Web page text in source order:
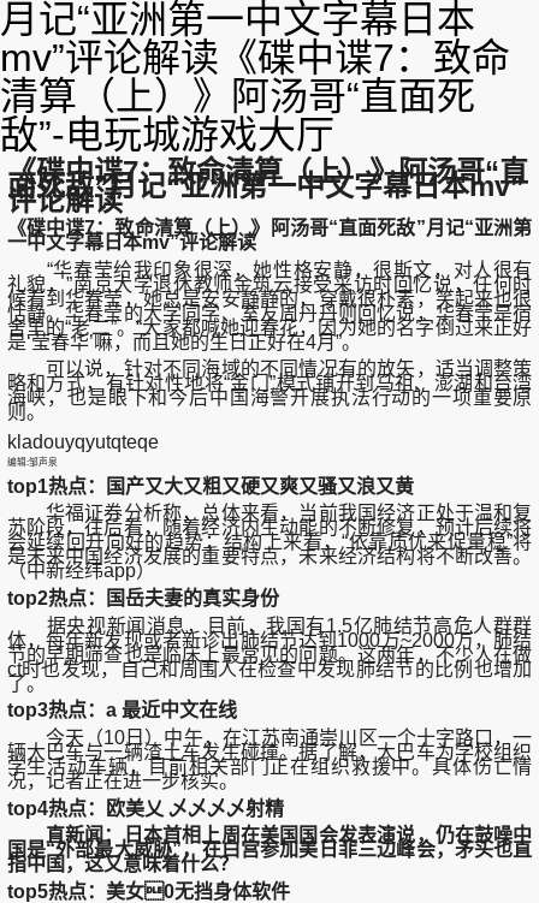
月记“亚洲第一中文字幕日本
mv”评论解读《碟中谍7：致命
清算（上）》阿汤哥“直面死
敌”-电玩城游戏大厅
《碟中谍7：致命清算（上）》阿汤哥“直
面死敌”月记“亚洲第一中文字幕日本mv”
评论解读
《碟中谍7：致命清算（上）》阿汤哥“直面死敌”月记“亚洲第
一中文字幕日本mv”评论解读
“华春莹给我印象很深，她性格安静，很斯文，对人很有
礼貌，”南京大学退休教师金筑云接受采访时回忆说，任何时
候看到华春莹，她总是安安静静的，穿戴很朴素，笑起来也很
恬静。华春莹的大学同学、室友周丹丹则回忆说，华春莹是宿
舍里的“老二”。“大家都喊她迎春花，因为她的名字倒过来正好
是‘莹春华’嘛，而且她的生日正好在4月”。
可以说，针对不同海域的不同情况有的放矢，适当调整策
略和方式，有针对性地将“金门”模式铺开到马祖、澎湖和台湾
海峡，也是眼下和今后中国海警开展执法行动的一项重要原
则。
kladouyqyutqteqe
编辑:邹声泉
top1热点：国产又大又粗又硬又爽又骚又浪又黄
华福证券分析称，总体来看，当前我国经济正处于温和复
苏阶段，往后看，随着经济内生动能的不断修复，预计后续将
会延续回升向好的趋势；结构上来看，“依靠质优来促量稳”将
是未来中国经济发展的重要特点，未来经济结构将不断改善。
（中新经纬app）
top2热点：国岳夫妻的真实身份
据央视新闻消息，目前，我国有1.5亿肺结节高危人群群
体，每年新发现或者新诊出肺结节达到1000万~2000万，肺结
节的早期筛查也是临床上最常见的问题。这两年，不少人在做
ct时也发现，自己和周围人在检查中发现肺结节的比例也增加
了。
top3热点：a 最近中文在线
今天（10日）中午，在江苏南通崇川区一个十字路口，一
辆大巴车与一辆渣土车发生碰撞。据了解，大巴车为学校组织
学生活动车辆，目前相关部门正在组织救援中。具体伤亡情
况，记者正在进一步核实。
top4热点：欧美乂 乄乄乄乄射精
直新闻：日本首相上周在美国国会发表演说，仍在鼓噪中
国是“外部最大威胁”，在白宫参加美日菲三边峰会，矛头也直
指中国，这又意味着什么？
top5热点：美女0无挡身体软件